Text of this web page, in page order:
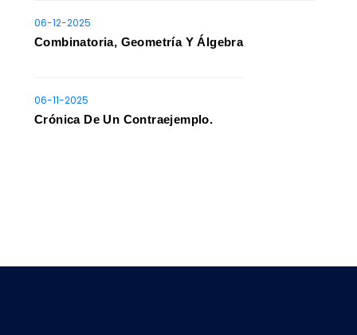
06-12-2025
Combinatoria, Geometría Y Álgebra
06-11-2025
Crónica De Un Contraejemplo.